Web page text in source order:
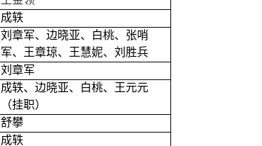
成轶
刘章军、边晓亚、白桃、张哨
军、王章琼、王慧妮、刘胜兵
刘章军
成轶、边晓亚、白桃、王元元
（挂职）
舒攀
成轶